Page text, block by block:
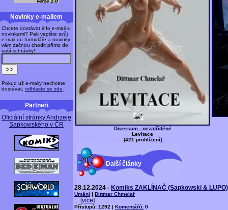
Novinky e-mailem
Chcete dostávat info e-mail s
novinkami? Pak vepište svůj
e-mail do formuláře a novinky
vám začnou chodit přímo do
vaší schránky!
Pokud už e-maily nechcete
dostávat, odhlaste se zde
Partneři
Oficiální stránky Andrzeje
Sapkowského v ČR
Diversum - nezatříděné
Levitace
[421 prohlížení]
Další články
28.12.2024 - Komiks ZAKLÍNAČ (Sapkowski &
Umění | Dittmar Chmelař
... [více]
Přístupů: 1292 | Komentářů: 0